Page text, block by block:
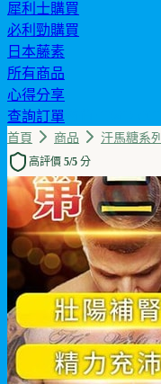
犀利士購買
必利勁購買
日本藤素
所有商品
心得分享
查詢訂單
首頁 商品 汗馬糖系列
高評價 5/5 分